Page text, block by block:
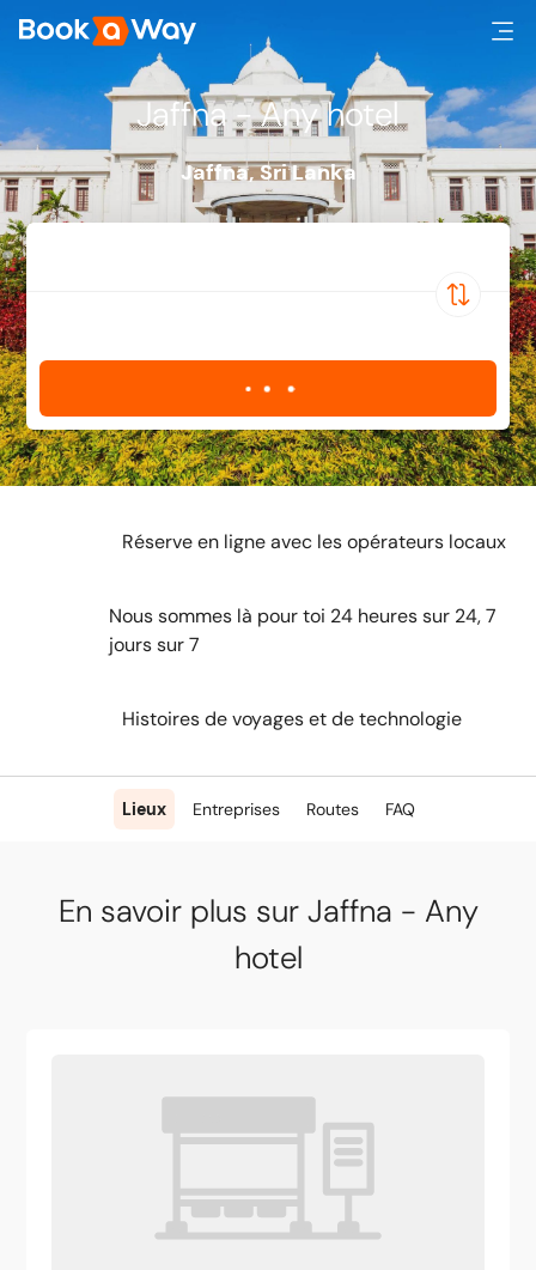
Jaffna - Any hotel
Jaffna,Sri Lanka
Lieux Entreprises Routes FAQ
Réserve en ligne avec les opérateurs locaux
Nous sommes là pour toi 24 heures sur 24, 7
jours sur 7
Histoires de voyages et de technologie
En savoir plus sur Jaffna - Any
hotel